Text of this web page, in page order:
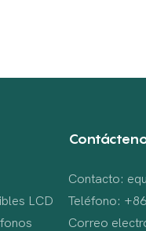
LCD
Contacto:
Teléfono:
Correo